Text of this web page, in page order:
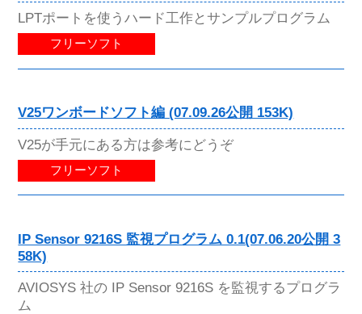
LPTポートを使うハード工作とサンプルプログラム
フリーソフト
V25ワンボードソフト編 (07.09.26公開 153K)
V25が手元にある方は参考にどうぞ
フリーソフト
IP Sensor 9216S 監視プログラム 0.1(07.06.20公開 3
58K)
AVIOSYS 社の IP Sensor 9216S を監視するプログラ
ム